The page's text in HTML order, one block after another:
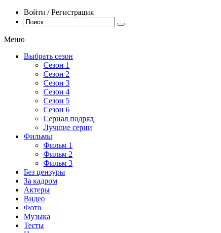
Войти / Регистрация
Меню
Выбрать сезон
Сезон 1
Сезон 2
Сезон 3
Сезон 4
Сезон 5
Сезон 6
Сериал подряд
Лучшие серии
Фильмы
Фильм 1
Фильм 2
Фильм 3
Без цензуры
За кадром
Актеры
Видео
Фото
Музыка
Тесты